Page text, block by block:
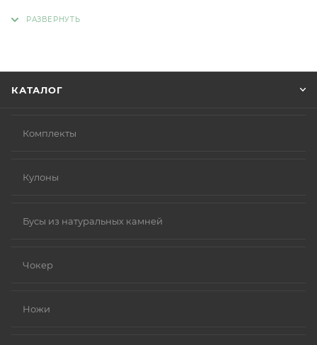
КАТАЛОГ
Комплекты
Кулоны
Бусы из натуральных камней
Чокер
Ножи